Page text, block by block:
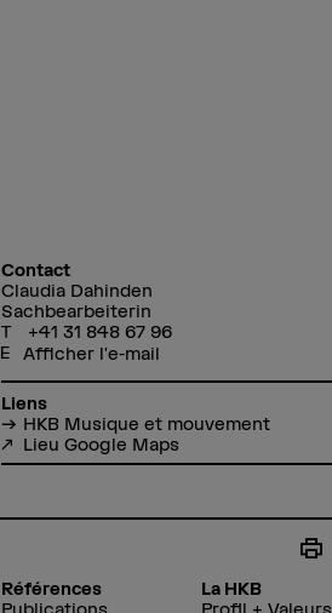
Contact
Claudia Dahinden
Sachbearbeiterin
+41 31 848 67 96
Afficher l'e-mail
Liens
HKB Musique et mouvement
Lieu Google Maps
Références
Publications
La HKB
Profil + Valeurs